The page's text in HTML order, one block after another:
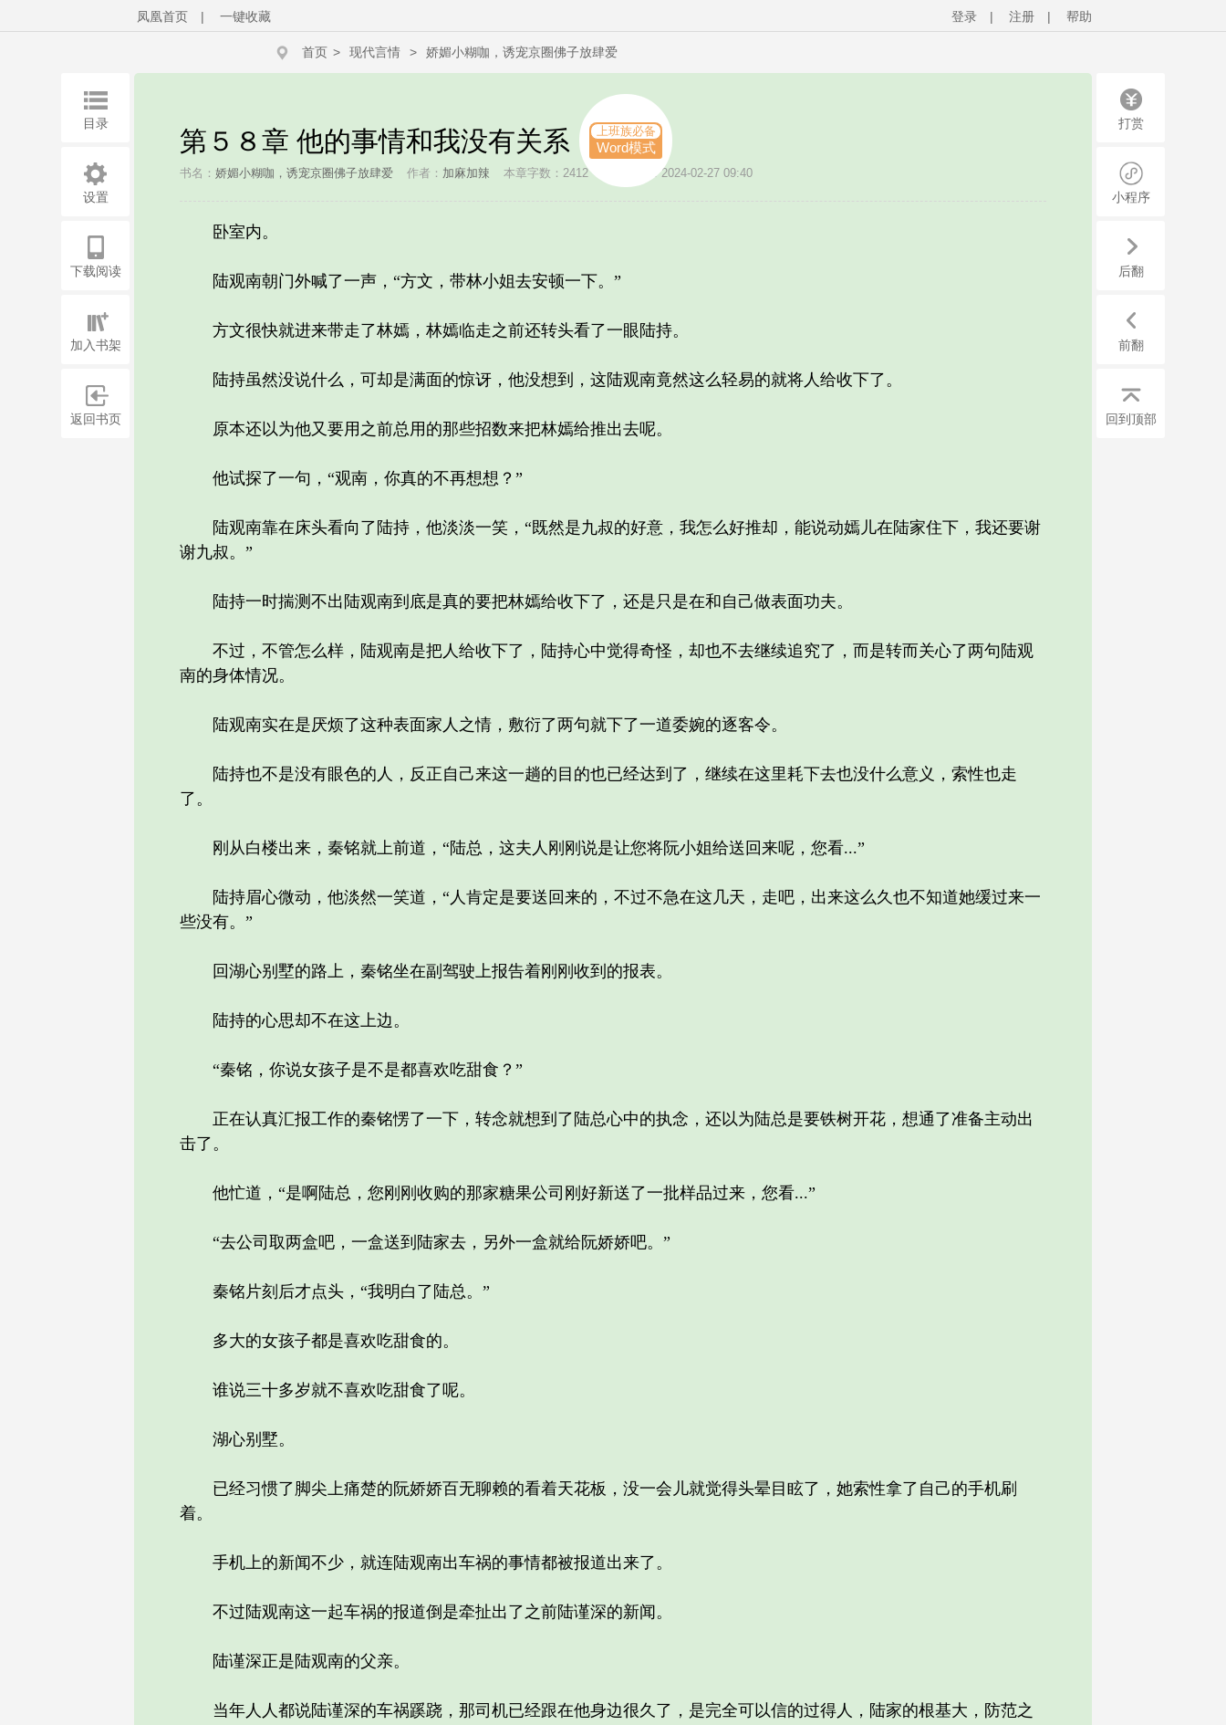
登录 | 注册 | 帮助
凤凰首页 | 一键收藏
首页 > 现代言情 > 娇媚小糊咖，诱宠京圈佛子放肆爱
第５８章 他的事情和我没有关系 上班族必备
Word模式
书名： 娇媚小糊咖，诱宠京圈佛子放肆爱 作者： 加麻加辣 本章字数：2412 创建时间：2024-02-27 09:40
卧室内。
陆观南朝门外喊了一声，“方文，带林小姐去安顿一下。”
方文很快就进来带走了林嫣，林嫣临走之前还转头看了一眼陆持。
陆持虽然没说什么，可却是满面的惊讶，他没想到，这陆观南竟然这么轻易的就将人给收下了。
原本还以为他又要用之前总用的那些招数来把林嫣给推出去呢。
他试探了一句，“观南，你真的不再想想？”
陆观南靠在床头看向了陆持，他淡淡一笑，“既然是九叔的好意，我怎么好推却，能说动嫣儿在陆家住下，我还要谢
谢九叔。”
陆持一时揣测不出陆观南到底是真的要把林嫣给收下了，还是只是在和自己做表面功夫。
不过，不管怎么样，陆观南是把人给收下了，陆持心中觉得奇怪，却也不去继续追究了，而是转而关心了两句陆观
南的身体情况。
陆观南实在是厌烦了这种表面家人之情，敷衍了两句就下了一道委婉的逐客令。
陆持也不是没有眼色的人，反正自己来这一趟的目的也已经达到了，继续在这里耗下去也没什么意义，索性也走
了。
刚从白楼出来，秦铭就上前道，“陆总，这夫人刚刚说是让您将阮小姐给送回来呢，您看...”
陆持眉心微动，他淡然一笑道，“人肯定是要送回来的，不过不急在这几天，走吧，出来这么久也不知道她缓过来一
些没有。”
回湖心别墅的路上，秦铭坐在副驾驶上报告着刚刚收到的报表。
陆持的心思却不在这上边。
“秦铭，你说女孩子是不是都喜欢吃甜食？”
正在认真汇报工作的秦铭愣了一下，转念就想到了陆总心中的执念，还以为陆总是要铁树开花，想通了准备主动出
击了。
他忙道，“是啊陆总，您刚刚收购的那家糖果公司刚好新送了一批样品过来，您看...”
“去公司取两盒吧，一盒送到陆家去，另外一盒就给阮娇娇吧。”
秦铭片刻后才点头，“我明白了陆总。”
多大的女孩子都是喜欢吃甜食的。
谁说三十多岁就不喜欢吃甜食了呢。
湖心别墅。
已经习惯了脚尖上痛楚的阮娇娇百无聊赖的看着天花板，没一会儿就觉得头晕目眩了，她索性拿了自己的手机刷
着。
手机上的新闻不少，就连陆观南出车祸的事情都被报道出来了。
不过陆观南这一起车祸的报道倒是牵扯出了之前陆谨深的新闻。
陆谨深正是陆观南的父亲。
当年人人都说陆谨深的车祸蹊跷，那司机已经跟在他身边很久了，是完全可以信的过得人，陆家的根基大，防范之
目录
设置
下载阅读
加入书架
返回书页
打赏
小程序
后翻
前翻
回到顶部